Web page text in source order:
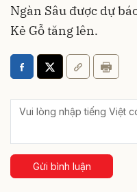
Ngàn Sâu được dự
Kẻ Gỗ tăng lên.
Gửi bình luận